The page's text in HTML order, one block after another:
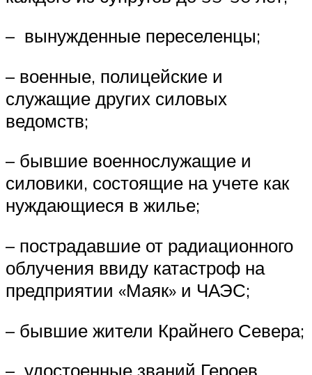
– вынужденные переселенцы;
– военные, полицейские и
служащие других силовых
ведомств;
– бывшие военнослужащие и
силовики, состоящие на учете как
нуждающиеся в жилье;
– пострадавшие от радиационного
облучения ввиду катастроф на
предприятии «Маяк» и ЧАЭС;
– бывшие жители Крайнего Севера;
– удостоенные званий Героев